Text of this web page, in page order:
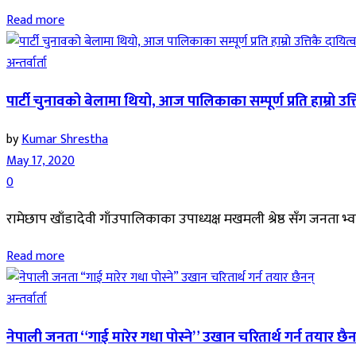
Read more
अन्तर्वार्ता
पार्टी चुनावको बेलामा थियो, आज पालिकाका सम्पूर्ण प्रति हाम्रो
byKumar Shrestha
May 17, 2020
0
रामेछाप खाँडादेवी गाँउपालिकाका उपाध्यक्ष मखमली श्रेष्ठ सँग
Read more
अन्तर्वार्ता
नेपाली जनता “गाई मारेर गधा पोस्ने” उखान चरितार्थ गर्न तयार